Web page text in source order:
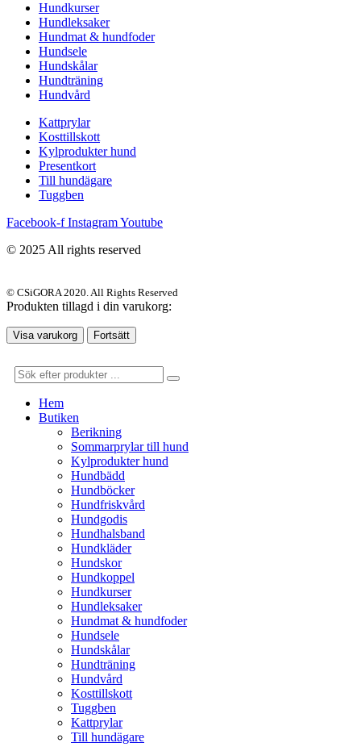
Hundkurser
Hundleksaker
Hundmat & hundfoder
Hundsele
Hundskålar
Hundträning
Hundvård
Kattprylar
Kosttillskott
Kylprodukter hund
Presentkort
Till hundägare
Tuggben
Facebook-f InstagramYoutube
© 2025 All rights reserved
© CSiGORA 2020. All Rights Reserved
Produkten tillagd i din varukorg:
Visa varukorg Fortsätt
Hem
Butiken
Berikning
Sommarprylar till hund
Kylprodukter hund
Hundbädd
Hundböcker
Hundfriskvård
Hundgodis
Hundhalsband
Hundkläder
Hundskor
Hundkoppel
Hundkurser
Hundleksaker
Hundmat & hundfoder
Hundsele
Hundskålar
Hundträning
Hundvård
Kosttillskott
Tuggben
Kattprylar
Till hundägare